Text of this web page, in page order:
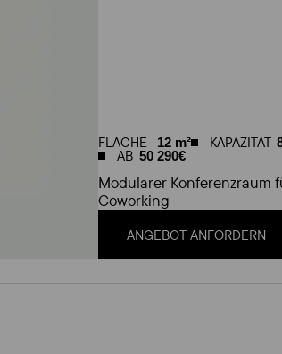
FLÄCHE 12 m² KAPAZITÄT
AB 50 290€
Modularer Konferenzraum
Coworking
ANGEBOT ANFORDERN